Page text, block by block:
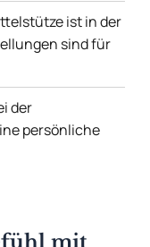
ist in der
sind für
der
persönliche
mit